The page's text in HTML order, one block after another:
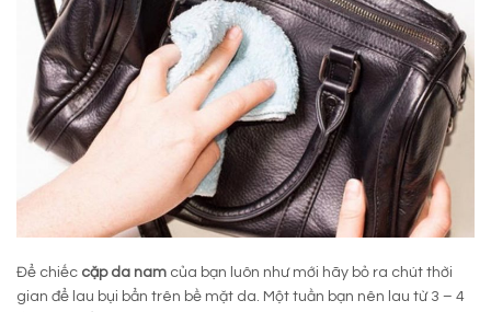
Để chiếc cặp da nam của bạn luôn như mới hãy bỏ ra chút thời
gian để lau bụi bẩn trên bề mặt da. Một tuần bạn nên lau từ 3 – 4